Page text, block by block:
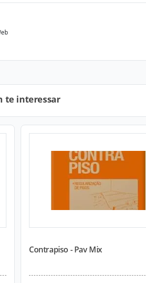
te interessar
Contrapiso - Pav Mix